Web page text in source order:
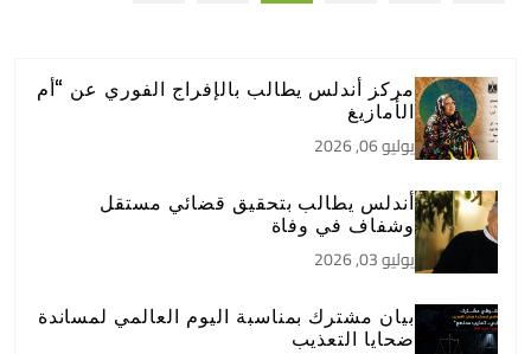
مركز أندلس يطالب بالإفراج الفوري عن “أم
الأمازيغ
يوليو 06, 2026
أندلس يطالب بتحقيق قضائي مستقل
وشفاف في وفاة
يوليو 03, 2026
بيان مشترك بمناسبة اليوم العالمي لمساندة
ضحايا التعذيب